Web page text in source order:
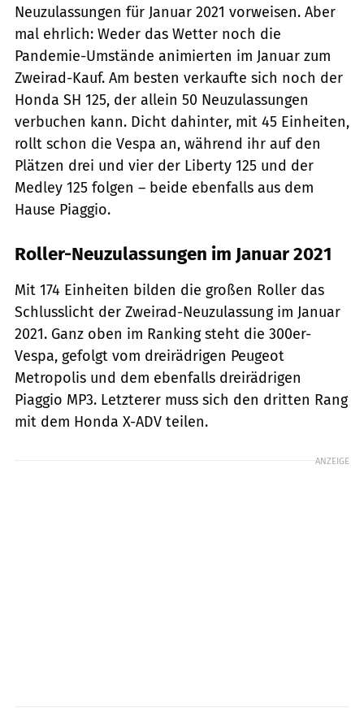
Neuzulassungen für Januar 2021 vorweisen. Aber
mal ehrlich: Weder das Wetter noch die
Pandemie-Umstände animierten im Januar zum
Zweirad-Kauf. Am besten verkaufte sich noch der
Honda SH 125, der allein 50 Neuzulassungen
verbuchen kann. Dicht dahinter, mit 45 Einheiten,
rollt schon die Vespa an, während ihr auf den
Plätzen drei und vier der Liberty 125 und der
Medley 125 folgen – beide ebenfalls aus dem
Hause Piaggio.
Roller-Neuzulassungen im Januar 2021
Mit 174 Einheiten bilden die großen Roller das
Schlusslicht der Zweirad-Neuzulassung im Januar
2021. Ganz oben im Ranking steht die 300er-
Vespa, gefolgt vom dreirädrigen Peugeot
Metropolis und dem ebenfalls dreirädrigen
Piaggio MP3. Letzterer muss sich den dritten Rang
mit dem Honda X-ADV teilen.
ANZEIGE